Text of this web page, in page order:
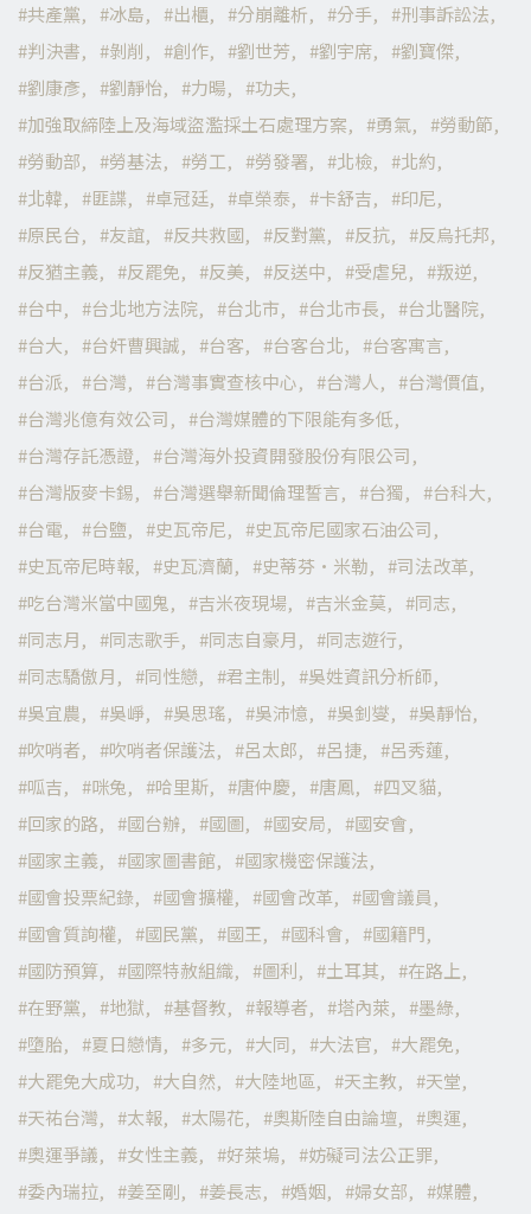
共產黨
冰島 出櫃 分崩離析 分手
刑事訴訟法
判決書
剝削 創作 劉世芳 劉宇席
劉寶傑
劉康彥
劉靜怡 力暘
功夫
加強取締陸上及海域盜濫採土石處理方案
勇氣
勞動節
勞動部
勞基法 勞工 勞發署 北檢
北約
北韓
匪諜 卓冠廷 卓榮泰 卡舒吉
印尼
原民台
友誼 反共救國 反對黨 反抗
反烏托邦
反猶主義
反罷免 反美 反送中 受虐兒
叛逆
台中
台北地方法院 台北市 台北市長
台北醫院
台大
台奸曹興誠 台客 台客台北
台客寓言
台派
台灣 台灣事實查核中心 台灣人
台灣價值
台灣兆億有效公司
台灣媒體的下限能有多低
台灣存託憑證
台灣海外投資開發股份有限公司
台灣版麥卡錫
台灣選舉新聞倫理誓言 台獨
台科大
台電
台鹽 史瓦帝尼
史瓦帝尼國家石油公司
史瓦帝尼時報
史瓦濟蘭 史蒂芬·米勒
司法改革
吃台灣米當中國鬼
吉米夜現場 吉米金莫
同志
同志月
同志歌手 同志自豪月
同志遊行
同志驕傲月
同性戀 君主制
吳姓資訊分析師
吳宜農
吳崢 吳思瑤 吳沛憶 吳釗燮
吳靜怡
吹哨者
吹哨者保護法 呂太郎 呂捷
呂秀蓮
呱吉
咪兔 哈里斯 唐仲慶 唐鳳
四叉貓
回家的路
國台辦 國圖 國安局
國安會
國家主義
國家圖書館
國家機密保護法
國會投票紀錄
國會擴權 國會改革
國會議員
國會質詢權
國民黨 國王 國科會
國籍門
國防預算
國際特赦組織 圖利 土耳其
在路上
在野黨
地獄 基督教 報導者 塔內萊
墨綠
墮胎
夏日戀情 多元 大同 大法官
大罷免
大罷免大成功
大自然 大陸地區 天主教
天堂
天祐台灣
太報 太陽花 奧斯陸自由論壇
奧運
奧運爭議
女性主義 好萊塢
妨礙司法公正罪
委內瑞拉
姜至剛 姜長志 婚姻 婦女部
媒體